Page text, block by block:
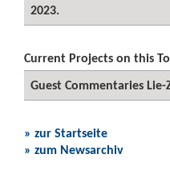
2023.
Current Projects on this
Guest Commentaries Lie-
» zur Startseite
» zum Newsarchiv